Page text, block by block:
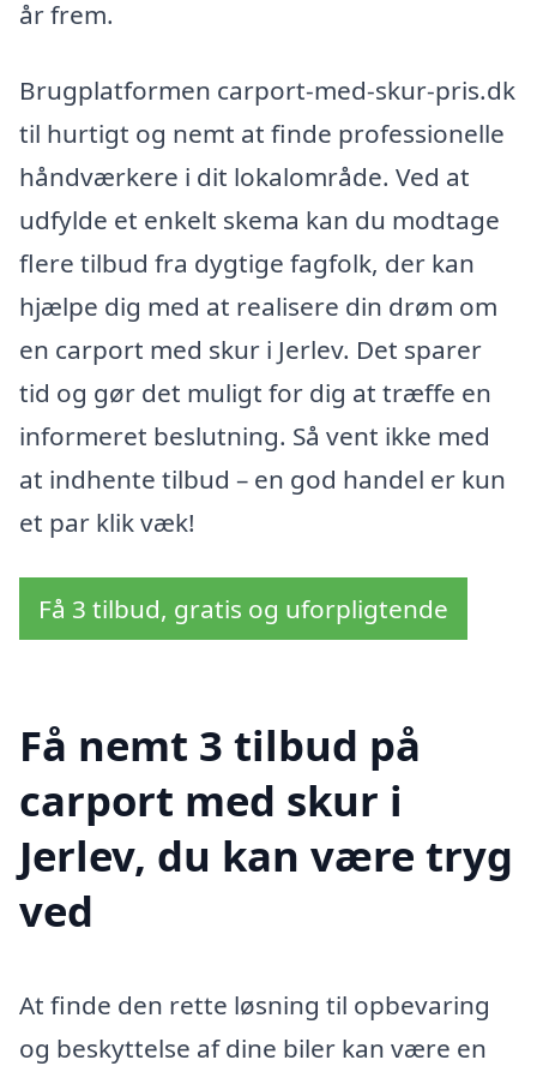
år frem.
Brugplatformen carport-med-skur-pris.dk
til hurtigt og nemt at finde professionelle
håndværkere i dit lokalområde. Ved at
udfylde et enkelt skema kan du modtage
flere tilbud fra dygtige fagfolk, der kan
hjælpe dig med at realisere din drøm om
en carport med skur i Jerlev. Det sparer
tid og gør det muligt for dig at træffe en
informeret beslutning. Så vent ikke med
at indhente tilbud – en god handel er kun
et par klik væk!
Få 3 tilbud, gratis og uforpligtende
Få nemt 3 tilbud på
carport med skur i
Jerlev, du kan være tryg
ved
At finde den rette løsning til opbevaring
og beskyttelse af dine biler kan være en